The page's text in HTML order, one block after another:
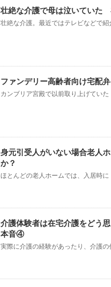
壮絶な介護で母は泣いていた
壮絶な介護。最近ではテレビなどで
ファンデリー高齢者向け宅配
カンブリア宮殿で以前取り上げてい
身元引受人がいない場合老人
か？
ほとんどの老人ホームでは、入居時
介護体験者は在宅介護をどう
本音④
実際に介護の経験があったり、介護